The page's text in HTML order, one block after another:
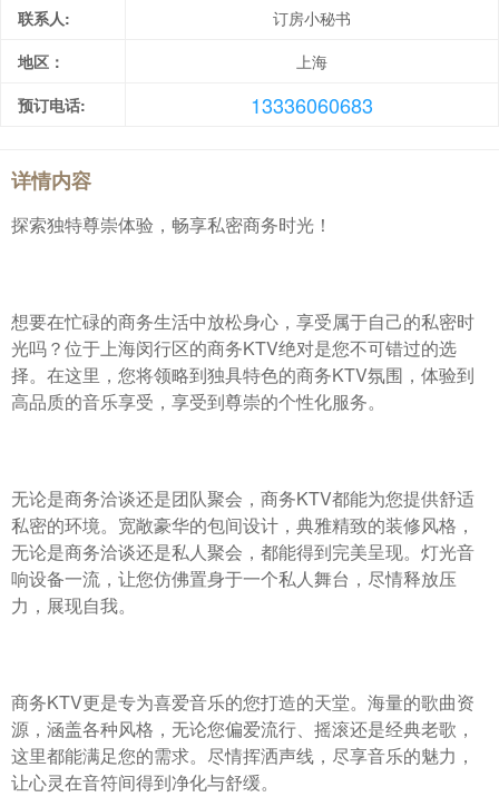
联系人:
订房小秘书
地区：
上海
预订电话:
13336060683
详情内容
探索独特尊崇体验，畅享私密商务时光！
想要在忙碌的商务生活中放松身心，享受属于自己的私密时
光吗？位于上海闵行区的商务KTV绝对是您不可错过的选
择。在这里，您将领略到独具特色的商务KTV氛围，体验到
高品质的音乐享受，享受到尊崇的个性化服务。
无论是商务洽谈还是团队聚会，商务KTV都能为您提供舒适
私密的环境。宽敞豪华的包间设计，典雅精致的装修风格，
无论是商务洽谈还是私人聚会，都能得到完美呈现。灯光音
响设备一流，让您仿佛置身于一个私人舞台，尽情释放压
力，展现自我。
商务KTV更是专为喜爱音乐的您打造的天堂。海量的歌曲资
源，涵盖各种风格，无论您偏爱流行、摇滚还是经典老歌，
这里都能满足您的需求。尽情挥洒声线，尽享音乐的魅力，
让心灵在音符间得到净化与舒缓。